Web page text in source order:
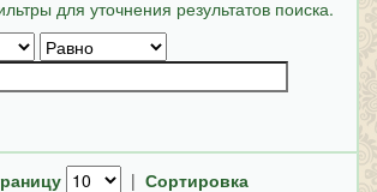
для уточнения результатов поиска.
| Сортировка